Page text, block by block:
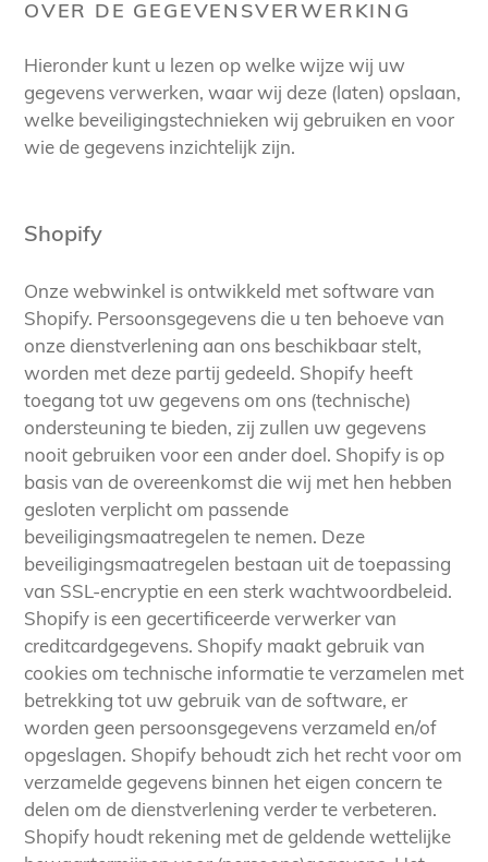
OVER DE GEGEVENSVERWERKING
Hieronder kunt u lezen op welke wijze wij uw
gegevens verwerken, waar wij deze (laten) opslaan,
welke beveiligingstechnieken wij gebruiken en voor
wie de gegevens inzichtelijk zijn.
Shopify
Onze webwinkel is ontwikkeld met software van
Shopify. Persoonsgegevens die u ten behoeve van
onze dienstverlening aan ons beschikbaar stelt,
worden met deze partij gedeeld. Shopify heeft
toegang tot uw gegevens om ons (technische)
ondersteuning te bieden, zij zullen uw gegevens
nooit gebruiken voor een ander doel. Shopify is op
basis van de overeenkomst die wij met hen hebben
gesloten verplicht om passende
beveiligingsmaatregelen te nemen. Deze
beveiligingsmaatregelen bestaan uit de toepassing
van SSL-encryptie en een sterk wachtwoordbeleid.
Shopify is een gecertificeerde verwerker van
creditcardgegevens. Shopify maakt gebruik van
cookies om technische informatie te verzamelen met
betrekking tot uw gebruik van de software, er
worden geen persoonsgegevens verzameld en/of
opgeslagen. Shopify behoudt zich het recht voor om
verzamelde gegevens binnen het eigen concern te
delen om de dienstverlening verder te verbeteren.
Shopify houdt rekening met de geldende wettelijke